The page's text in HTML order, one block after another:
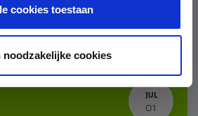
cookies toestaan
noodzakelijke cookies
AM
JUL
01